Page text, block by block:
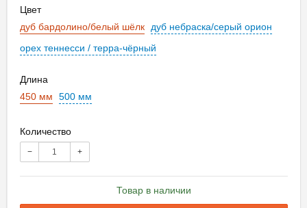
Цвет
дуб бардолино/белый шёлк
дуб небраска/серый орион
орех теннесси / терра-чёрный
Длина
450 мм
500 мм
Количество
− +
Товар в наличии